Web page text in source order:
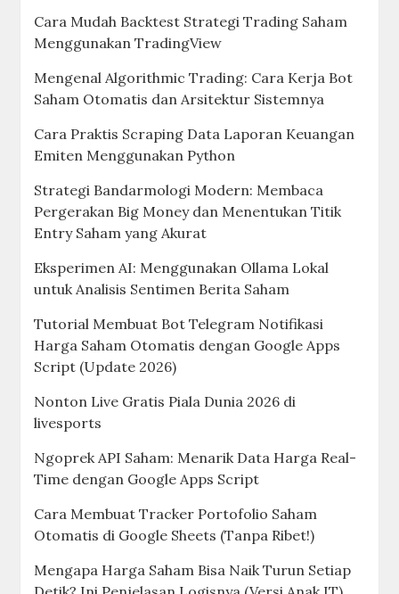
Cara Mudah Backtest Strategi Trading Saham
Menggunakan TradingView
Mengenal Algorithmic Trading: Cara Kerja Bot
Saham Otomatis dan Arsitektur Sistemnya
Cara Praktis Scraping Data Laporan Keuangan
Emiten Menggunakan Python
Strategi Bandarmologi Modern: Membaca
Pergerakan Big Money dan Menentukan Titik
Entry Saham yang Akurat
Eksperimen AI: Menggunakan Ollama Lokal
untuk Analisis Sentimen Berita Saham
Tutorial Membuat Bot Telegram Notifikasi
Harga Saham Otomatis dengan Google Apps
Script (Update 2026)
Nonton Live Gratis Piala Dunia 2026 di
livesports
Ngoprek API Saham: Menarik Data Harga Real-
Time dengan Google Apps Script
Cara Membuat Tracker Portofolio Saham
Otomatis di Google Sheets (Tanpa Ribet!)
Mengapa Harga Saham Bisa Naik Turun Setiap